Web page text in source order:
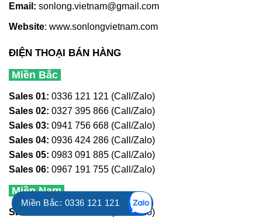
Email: sonlong.vietnam@gmail.com
Website: www.sonlongvietnam.com
ĐIỆN THOẠI BÁN HÀNG
Miền Bắc
Sales 01: 0336 121 121 (Call/Zalo)
Sales 02: 0327 395 866 (Call/Zalo)
Sales 03: 0941 756 668 (Call/Zalo)
Sales 04: 0936 424 286 (Call/Zalo)
Sales 05: 0983 091 885 (Call/Zalo)
Sales 06: 0967 191 755 (Call/Zalo)
Miền Nam
Sales 01: 0353 121 121 (Call/Zalo)
Miền Bắc: 0336 121 121